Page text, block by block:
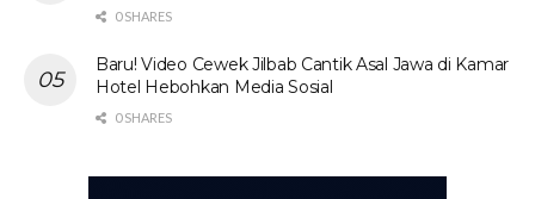
0 SHARES
Baru! Video Cewek Jilbab Cantik Asal Jawa di Kamar
Hotel Hebohkan Media Sosial
0 SHARES